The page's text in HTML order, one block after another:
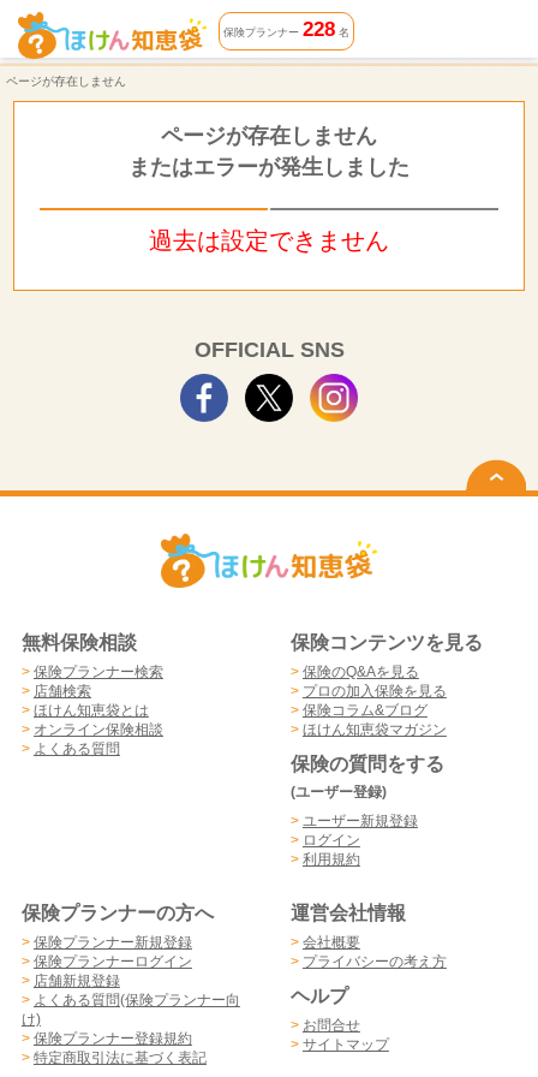
ページが存在しません | ほけん知恵袋
保険プランナー 228名
ページが存在しません
ページが存在しません
またはエラーが発生しました
過去は設定できません
OFFICIAL SNS
無料保険相談
> 保険プランナー検索
> 店舗検索
> ほけん知恵袋とは
> オンライン保険相談
> よくある質問
保険コンテンツを見る
> 保険のQ&Aを見る
> プロの加入保険を見る
> 保険コラム&ブログ
> ほけん知恵袋マガジン
保険の質問をする
(ユーザー登録)
> ユーザー新規登録
> ログイン
> 利用規約
保険プランナーの方へ
> 保険プランナー新規登録
> 保険プランナーログイン
> 店舗新規登録
> よくある質問(保険プランナー向
け)
> 保険プランナー登録規約
> 特定商取引法に基づく表記
運営会社情報
> 会社概要
> プライバシーの考え方
ヘルプ
> お問合せ
> サイトマップ